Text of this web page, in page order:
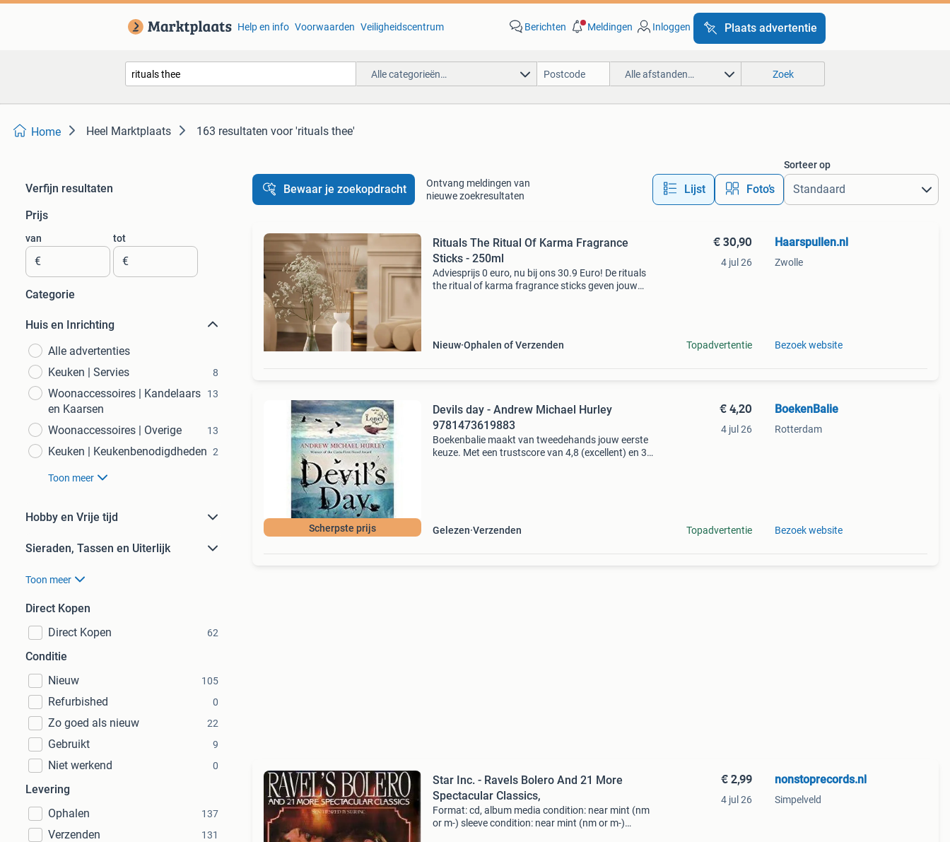
Help en info Voorwaarden Veiligheidscentrum Berichten Meldingen Inloggen Plaats advertentie
Alle categorieën… Alle afstanden… Zoek
Home Heel Marktplaats 163 resultaten voor 'rituals thee'
Verfijn resultaten
Prijs
van
€
tot
€
Categorie
Huis en Inrichting
Alle advertenties
Keuken | Servies
8
Woonaccessoires | Kandelaars
en Kaarsen
13
Woonaccessoires | Overige 13
Keuken | Keukenbenodigdheden 2
Toon meer
Hobby en Vrije tijd
Sieraden, Tassen en Uiterlijk
Toon meer
Direct Kopen
Direct Kopen
62
Conditie
Nieuw
105
Refurbished 0
Zo goed als nieuw 22
Gebruikt 9
Niet werkend 0
Levering
Ophalen
137
Verzenden 131
Bewaar je zoekopdracht
Ontvang meldingen van
nieuwe zoekresultaten
Lijst Foto’s
Sorteer op
Rituals The Ritual Of Karma Fragrance
Sticks - 250ml
Adviesprijs 0 euro, nu bij ons 30.9 Euro! De rituals
the ritual of karma fragrance sticks geven jouw
Nieuw Ophalen of Verzenden
€ 30,90
4 jul 26
Topadvertentie
Haarspullen.nl
Zwolle
Bezoek website
Scherpste prijs
Devils day - Andrew Michael Hurley
9781473619883
Boekenbalie maakt van tweedehands jouw eerste
keuze. Met een trustscore van 4,8 (excellent) en 30
Gelezen Verzenden
€ 4,20
4 jul 26
Topadvertentie
BoekenBalie
Rotterdam
Bezoek website
Star Inc. - Ravels Bolero And 21 More
Spectacular Classics,
Format: cd, album media condition: near mint (nm
or m-) sleeve condition: near mint (nm or m-)
€ 2,99
4 jul 26
nonstoprecords.nl
Simpelveld